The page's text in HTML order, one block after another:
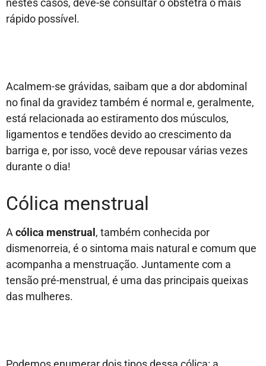
nestes casos, deve-se consultar o obstetra o mais
rápido possível.
Acalmem-se grávidas, saibam que a dor abdominal
no final da gravidez também é normal e, geralmente,
está relacionada ao estiramento dos músculos,
ligamentos e tendões devido ao crescimento da
barriga e, por isso, você deve repousar várias vezes
durante o dia!
Cólica menstrual
Acólica menstrual , também conhecida por
dismenorreia, é o sintoma mais natural e comum que
acompanha a menstruação. Juntamente com a
tensão pré-menstrual, é uma das principais queixas
das mulheres.